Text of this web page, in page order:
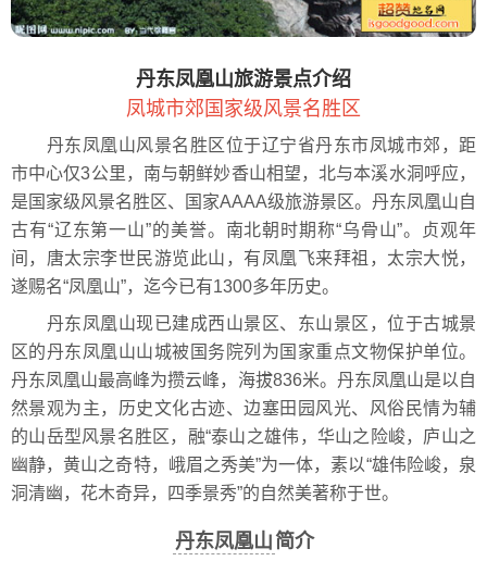
丹东凤凰山旅游景点介绍
凤城市郊国家级风景名胜区
丹东凤凰山风景名胜区位于辽宁省丹东市凤城市郊，距
市中心仅3公里，南与朝鲜妙香山相望，北与本溪水洞呼应，
是国家级风景名胜区、国家AAAA级旅游景区。丹东凤凰山自
古有“辽东第一山”的美誉。南北朝时期称“乌骨山”。贞观年
间，唐太宗李世民游览此山，有凤凰飞来拜祖，太宗大悦，
遂赐名“凤凰山”，迄今已有1300多年历史。
丹东凤凰山现已建成西山景区、东山景区，位于古城景
区的丹东凤凰山山城被国务院列为国家重点文物保护单位。
丹东凤凰山最高峰为攒云峰，海拔836米。丹东凤凰山是以自
然景观为主，历史文化古迹、边塞田园风光、风俗民情为辅
的山岳型风景名胜区，融“泰山之雄伟，华山之险峻，庐山之
幽静，黄山之奇特，峨眉之秀美”为一体，素以“雄伟险峻，泉
洞清幽，花木奇异，四季景秀”的自然美著称于世。
丹东凤凰山简介